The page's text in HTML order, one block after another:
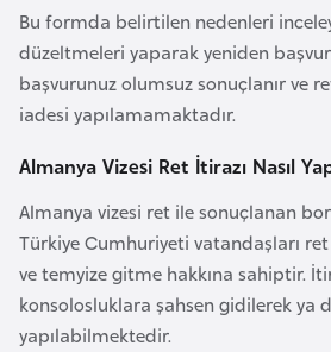
Bu formda belirtilen nedenleri
düzeltmeleri yaparak yeniden
başvurunuz olumsuz sonuçlanır ve
iadesi yapılamamaktadır.
Almanya Vizesi Ret İtirazı Nasıl
Almanya vizesi ret ile sonuçlanan
Türkiye Cumhuriyeti vatandaşları
ve temyize gitme hakkına sahiptir.
konsolosluklara şahsen gidilerek ya
yapılabilmektedir.
F
r
a
s
a
G
a
b